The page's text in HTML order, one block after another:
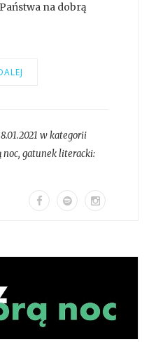
na dobrą
w kategorii
noc, gatunek literacki: